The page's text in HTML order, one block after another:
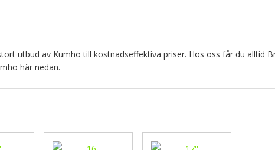
utbud av Kumho till kostnadseffektiva priser. Hos oss får du alltid
här nedan.